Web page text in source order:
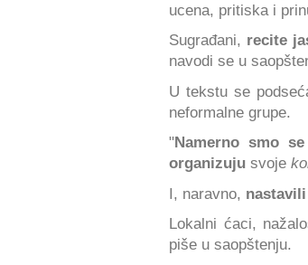
ucena, pritiska i
Sugrađani, recite
navodi se u
U tekstu se
neformalne grupe.
"Namerno smo
organizuju svoje
I, naravno,
Lokalni ćaci,
piše u saopštenju.